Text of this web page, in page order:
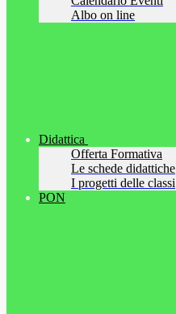
Albo on line
Didattica
Offerta Formativa
Le schede didattiche
I progetti delle classi
PON